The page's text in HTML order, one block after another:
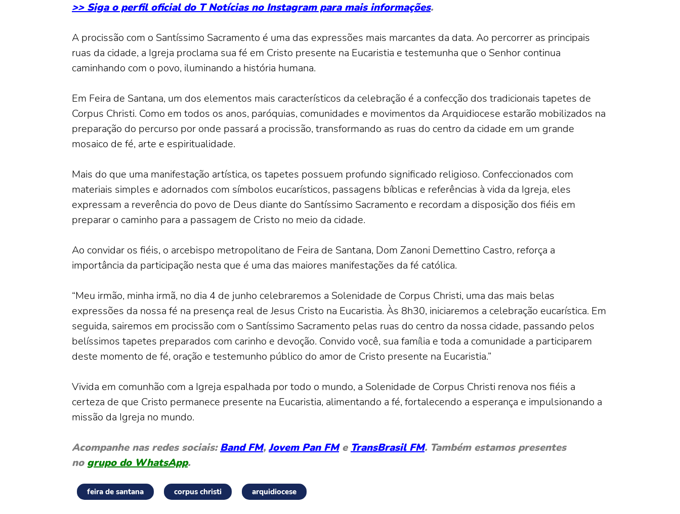
>> Siga o perfil oficial do T Notícias no Instagram para mais informações.
A procissão com o Santíssimo Sacramento é uma das expressões mais marcantes da data. Ao percorrer as principais
ruas da cidade, a Igreja proclama sua fé em Cristo presente na Eucaristia e testemunha que o Senhor continua
caminhando com o povo, iluminando a história humana.
Em Feira de Santana, um dos elementos mais característicos da celebração é a confecção dos tradicionais tapetes de
Corpus Christi. Como em todos os anos, paróquias, comunidades e movimentos da Arquidiocese estarão mobilizados na
preparação do percurso por onde passará a procissão, transformando as ruas do centro da cidade em um grande
mosaico de fé, arte e espiritualidade.
Mais do que uma manifestação artística, os tapetes possuem profundo significado religioso. Confeccionados com
materiais simples e adornados com símbolos eucarísticos, passagens bíblicas e referências à vida da Igreja, eles
expressam a reverência do povo de Deus diante do Santíssimo Sacramento e recordam a disposição dos fiéis em
preparar o caminho para a passagem de Cristo no meio da cidade.
Ao convidar os fiéis, o arcebispo metropolitano de Feira de Santana, Dom Zanoni Demettino Castro, reforça a
importância da participação nesta que é uma das maiores manifestações da fé católica.
“Meu irmão, minha irmã, no dia 4 de junho celebraremos a Solenidade de Corpus Christi, uma das mais belas
expressões da nossa fé na presença real de Jesus Cristo na Eucaristia. Às 8h30, iniciaremos a celebração eucarística. Em
seguida, sairemos em procissão com o Santíssimo Sacramento pelas ruas do centro da nossa cidade, passando pelos
belíssimos tapetes preparados com carinho e devoção. Convido você, sua família e toda a comunidade a participarem
deste momento de fé, oração e testemunho público do amor de Cristo presente na Eucaristia.”
Vivida em comunhão com a Igreja espalhada por todo o mundo, a Solenidade de Corpus Christi renova nos fiéis a
certeza de que Cristo permanece presente na Eucaristia, alimentando a fé, fortalecendo a esperança e impulsionando a
missão da Igreja no mundo.
Acompanhe nas redes sociais:Band FM, Jovem Pan FMe TransBrasil FM. Também estamos presentes
no grupo do WhatsApp.
feira de santana corpus christi arquidiocese